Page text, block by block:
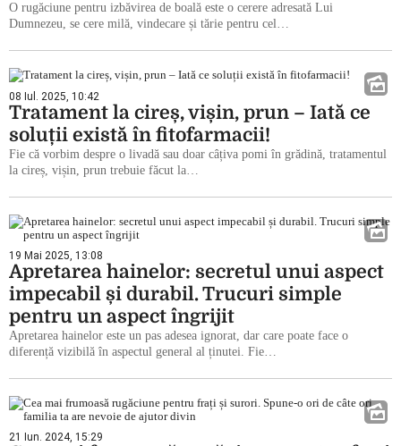
O rugăciune pentru izbăvirea de boală este o cerere adresată Lui
Dumnezeu, se cere milă, vindecare și tărie pentru cel…
08 Iul. 2025, 10:42
Tratament la cireș, vișin, prun – Iată ce
soluții există în fitofarmacii!
Fie că vorbim despre o livadă sau doar câțiva pomi în grădină, tratamentul
la cireș, vișin, prun trebuie făcut la…
19 Mai 2025, 13:08
Apretarea hainelor: secretul unui aspect
impecabil și durabil. Trucuri simple
pentru un aspect îngrijit
Apretarea hainelor este un pas adesea ignorat, dar care poate face o
diferență vizibilă în aspectul general al ținutei. Fie…
21 Iun. 2024, 15:29